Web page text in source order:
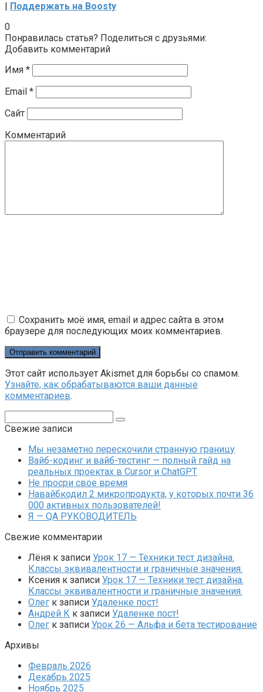
Поддержать на Boosty
0
Понравилась статья? Поделиться с друзьями:
Добавить комментарий
Имя *
Email *
Сайт
Комментарий
Сохранить моё имя, email и адрес сайта в этом
браузере для последующих моих комментариев.
Этот сайт использует Akismet для борьбы со спамом.
Узнайте, как обрабатываются ваши данные
комментариев.
Свежие записи
Мы незаметно перескочили странную границу
Вайб-кодинг и вайб-тестинг — полный гайд на
реальных проектах в Cursor и ChatGPT
Не просри свое время
Навайбкодил 2 микропродукта, у которых почти 36
000 активных пользователей!
Я — QA РУКОВОДИТЕЛЬ
Свежие комментарии
Лёня к записи Урок 17 — Техники тест дизайна.
Классы эквивалентности и граничные значения.
Ксения к записи Урок 17 — Техники тест дизайна.
Классы эквивалентности и граничные значения.
Олег к записи Удаленке пост!
Андрей К к записи Удаленке пост!
Олег к записи Урок 26 — Альфа и бета тестирование
Архивы
Февраль 2026
Декабрь 2025
Ноябрь 2025